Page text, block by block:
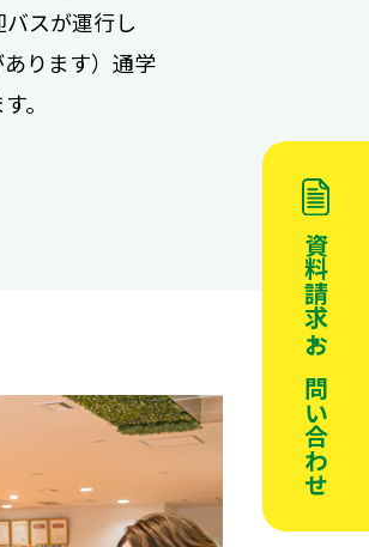
資料請求・お問い合わせ
スが運行し
ります）通学
。